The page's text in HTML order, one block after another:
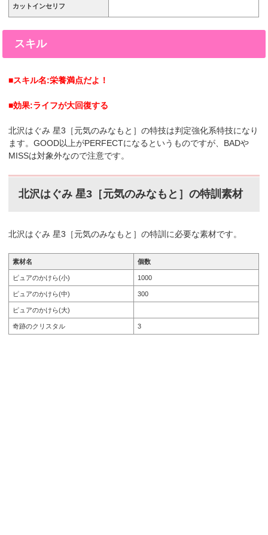
カットインセリフ
スキル
■スキル名:栄養満点だよ！
■効果:ライフが大回復する
北沢はぐみ星3［元気のみなもと ］の特技は判定強化系特技になり
ます。GOOD以上がPERFECTになるというものですが、BADや
MISSは対象外なので注意です。
北沢はぐみ 星3［元気のみなもと ］ の特訓素材
北沢はぐみ星3［元気のみなもと ］の特訓に必要な素材です。
素材名 個数
ピュアのかけら(小) 1000
ピュアのかけら(中) 300
ピュアのかけら(大)
奇跡のクリスタル 3